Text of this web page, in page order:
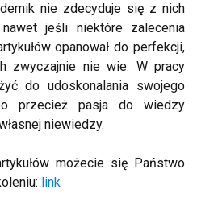
nie zdecyduje się z nich
jeśli niektóre zalecenia
opanował do perfekcji,
zwyczajnie nie wie. W pracy
do udoskonalania swojego
przecież pasja do wiedzy
niewiedzy.
możecie się Państwo
link